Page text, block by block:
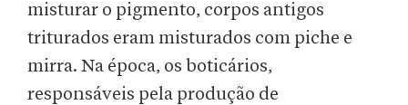
misturar o pigmento, corpos antigos
triturados eram misturados com piche e
mirra. Na época, os boticários,
responsáveis pela produção de